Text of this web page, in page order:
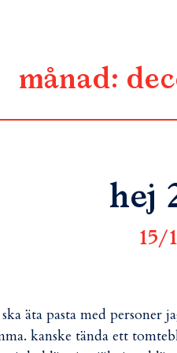
månad:
hej
15/
äta pasta med personer
kanske tända ett